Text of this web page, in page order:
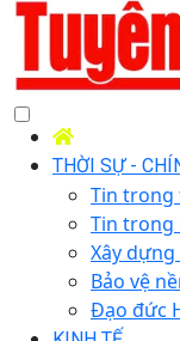
THỜI SỰ -
Tin trong
Tin trong
Xây
Bảo vệ
Đạo đức